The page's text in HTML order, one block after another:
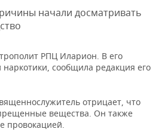
ПФО
начали досматривать
РПЦ Иларион. В его
сообщила редакция его
отрицает, что
вещества. Он также
провокацией.